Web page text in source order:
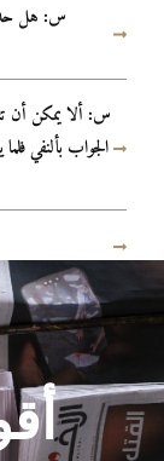
س: هل
س: ألا يمكن أن
الجواب بألنفي